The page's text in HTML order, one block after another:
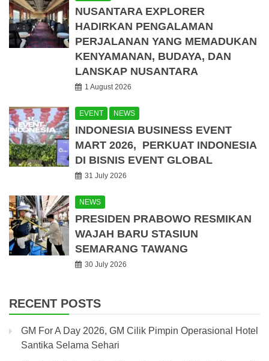
NUSANTARA EXPLORER
HADIRKAN PENGALAMAN
PERJALANAN YANG MEMADUKAN
KENYAMANAN, BUDAYA, DAN
LANSKAP NUSANTARA
1 August 2026
EVENT NEWS
INDONESIA BUSINESS EVENT
MART 2026, PERKUAT INDONESIA
DI BISNIS EVENT GLOBAL
31 July 2026
NEWS
PRESIDEN PRABOWO RESMIKAN
WAJAH BARU STASIUN
SEMARANG TAWANG
30 July 2026
RECENT POSTS
GM For A Day 2026, GM Cilik Pimpin Operasional Hotel
Santika Selama Sehari